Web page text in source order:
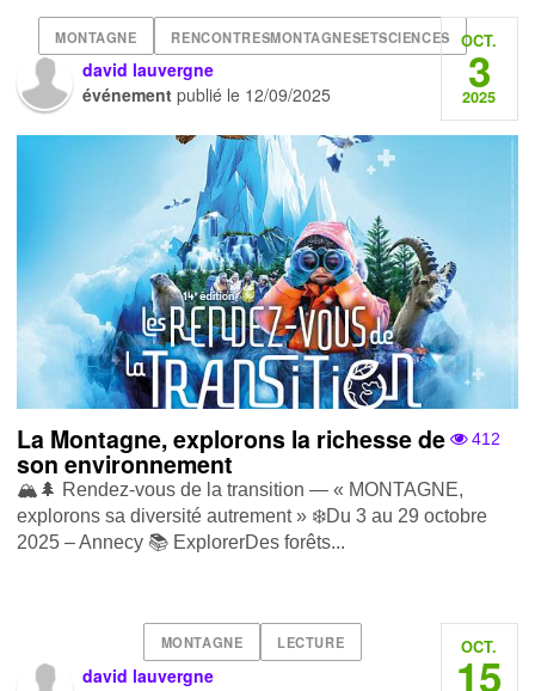
MONTAGNE RENCONTRESMONTAGNESETSCIENCES
david lauvergne
événement publié le 12/09/2025
OCT.
3
2025
412
La Montagne, explorons la richesse de
son environnement
🏔️🌲 Rendez -vous de la transition — « MONTAGNE,
explorons sa diversité autrement » ❄️ Du 3 au 29 octobre
2025 – Annecy 📚 Explorer Des forêts...
MONTAGNE LECTURE
david lauvergne
OCT.
15